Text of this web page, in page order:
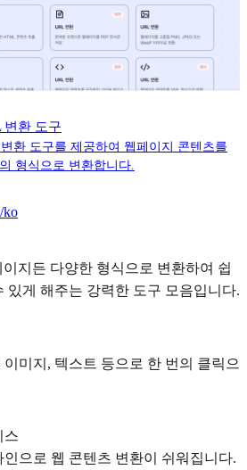
변환 도구
환 도구를 제공하여 웹페이지 콘텐츠를
형식으로 변환합니다.
ko
지든 다양한 형식으로 변환하여 쉽
있게 해주는 강력한 도구 모음입니다.
이미지, 텍스트 등으로 한 번의 클릭으
스
으로 웹 콘텐츠 변환이 쉬워집니다.